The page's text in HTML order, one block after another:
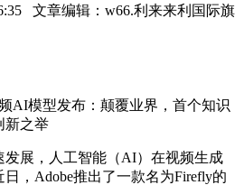
文章编辑：w66.利来来利国际旗
模型发布：颠覆业界，首个知识
新之举
展，人工智能（AI）在视频生成
，Adobe推出了一款名为Firefly的